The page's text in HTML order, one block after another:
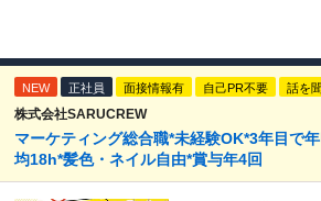
NEW 正社員 面接情報有 自己PR不要 話を
株式会社SARUCREW
マーケティング総合職*未経験OK*3年目で
均18h*髪色・ネイル自由*賞与年4回